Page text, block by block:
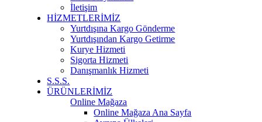
İletişim
HİZMETLERİMİZ
Yurtdışına Kargo Gönderme
Yurtdışından Kargo Getirme
Kurye Hizmeti
Sigorta Hizmeti
Danışmanlık Hizmeti
S.S.S.
ÜRÜNLERİMİZ
Online Mağaza
Online Mağaza Ana Sayfa